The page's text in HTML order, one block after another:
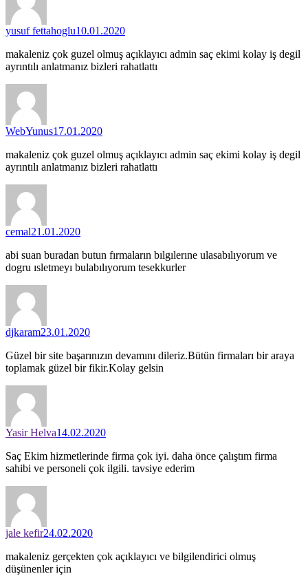
yusuf fettahoglu10.01.2020
makaleniz çok guzel olmuş açıklayıcı admin saç ekimi kolay iş degil
ayrıntılı anlatmanız bizleri rahatlattı
WebYunus17.01.2020
makaleniz çok guzel olmuş açıklayıcı admin saç ekimi kolay iş degil
ayrıntılı anlatmanız bizleri rahatlattı
cemal21.01.2020
abi suan buradan butun fırmaların bılgılerıne ulasabılıyorum ve
dogru ısletmeyı bulabılıyorum tesekkurler
djkaram23.01.2020
Güzel bir site başarınızın devamını dileriz.Bütün firmaları bir araya
toplamak güzel bir fikir.Kolay gelsin
Yasir Helva14.02.2020
Saç Ekim hizmetlerinde firma çok iyi. daha önce çalıştım firma
sahibi ve personeli çok ilgili. tavsiye ederim
jale kefir24.02.2020
makaleniz gerçekten çok açıklayıcı ve bilgilendirici olmuş
düşünenler için